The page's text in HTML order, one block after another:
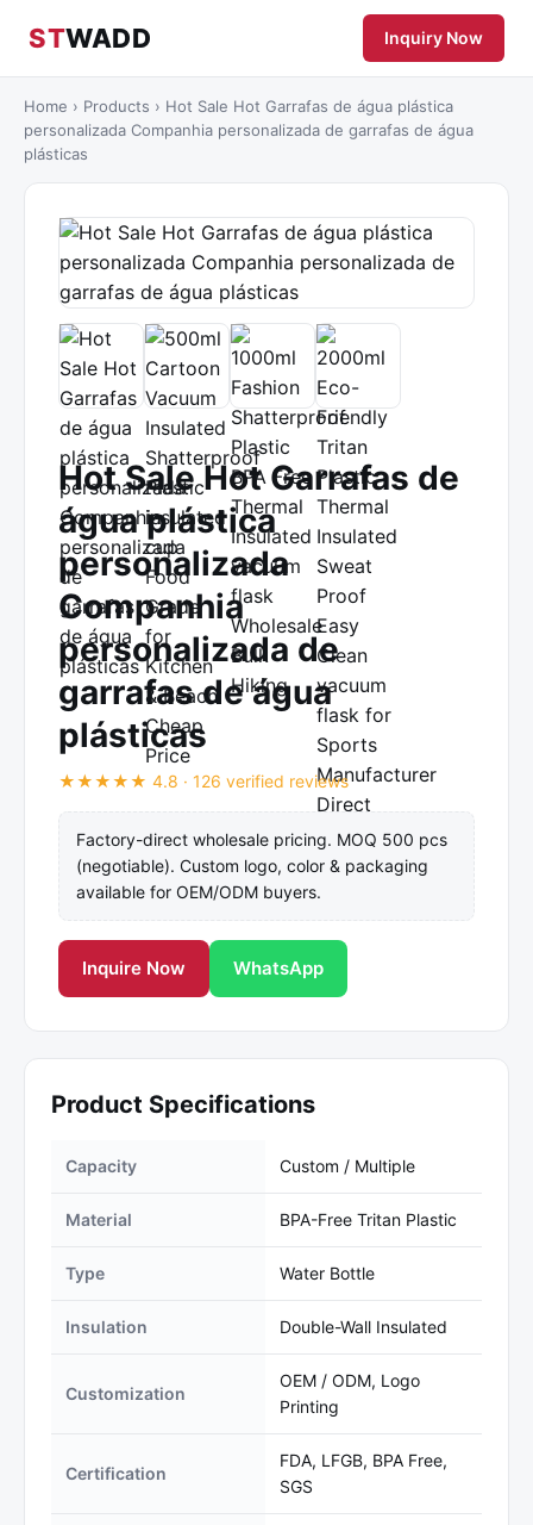
STWADD Inquiry Now
Home › Products › Hot Sale Hot Garrafas de água plástica
personalizada Companhia personalizada de garrafas de água
plásticas
Hot Sale Hot Garrafas de
água plástica
personalizada
Companhia
personalizada de
garrafas de água
plásticas
★★★★★ 4.8 · 126 verified reviews
Factory-direct wholesale pricing. MOQ 500 pcs
(negotiable). Custom logo, color & packaging
available for OEM/ODM buyers.
Inquire Now WhatsApp
Product Specifications
Capacity Custom / Multiple
Material BPA-Free Tritan Plastic
Type Water Bottle
Insulation Double-Wall Insulated
Customization
OEM / ODM, Logo
Printing
Certification
FDA, LFGB, BPA Free,
SGS